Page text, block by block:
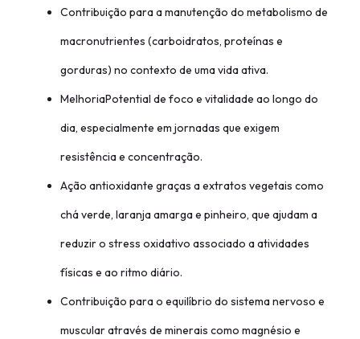
Contribuição para a manutenção do metabolismo de
macronutrientes (carboidratos, proteínas e
gorduras) no contexto de uma vida ativa.
MelhoriaPotential de foco e vitalidade ao longo do
dia, especialmente em jornadas que exigem
resistência e concentração.
Ação antioxidante graças a extratos vegetais como
chá verde, laranja amarga e pinheiro, que ajudam a
reduzir o stress oxidativo associado a atividades
físicas e ao ritmo diário.
Contribuição para o equilíbrio do sistema nervoso e
muscular através de minerais como magnésio e